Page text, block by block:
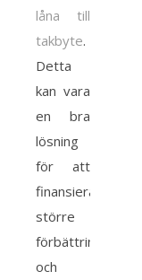
låna till
takbyte.
Detta
kan vara
en bra
lösning
för att
finansiera
större
förbättringar
och